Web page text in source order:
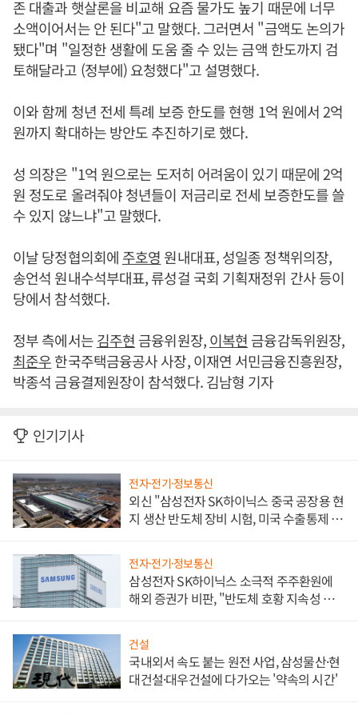
존 대출과 햇살론을 비교해 요즘 물가도 높기 때문에 너무
소액이어서는 안 된다"고 말했다. 그러면서 "금액도 논의가
됐다"며 "일정한 생활에 도움 줄 수 있는 금액 한도까지 검
토해달라고 (정부에) 요청했다"고 설명했다.
이와 함께 청년 전세 특례 보증 한도를 현행 1억 원에서 2억
원까지 확대하는 방안도 추진하기로 했다.
성 의장은 "1억 원으로는 도저히 어려움이 있기 때문에 2억
원 정도로 올려줘야 청년들이 저금리로 전세 보증한도를 쓸
수 있지 않느냐"고 말했다.
이날 당정협의회에 주호영 원내대표, 성일종 정책위의장,
송언석 원내수석부대표, 류성걸 국회 기획재정위 간사 등이
당에서 참석했다.
정부 측에서는김주현 금융위원장,이복현 금융감독위원장,
최준우한국주택금융공사 사장, 이재연 서민금융진흥원장,
박종석 금융결제원장이 참석했다. 김남형 기자
인기기사
전자·전기·정보통신
외신 "삼성전자 SK하이닉스 중국 공장용 현
지 생산 반도체 장비 시험, 미국 수출통제 대
전자·전기·정보통신
삼성전자 SK하이닉스 소극적 주주환원에
해외 증권가 비판, "반도체 호황 지속성 의
건설
국내외서 속도 붙는 원전 사업, 삼성물산·현
대건설·대우건설에 다가오는 '약속의 시간'